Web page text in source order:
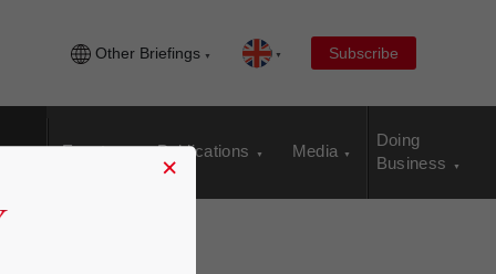
Other Briefings Subscribe
Events Publications Media
Doing
Business
×